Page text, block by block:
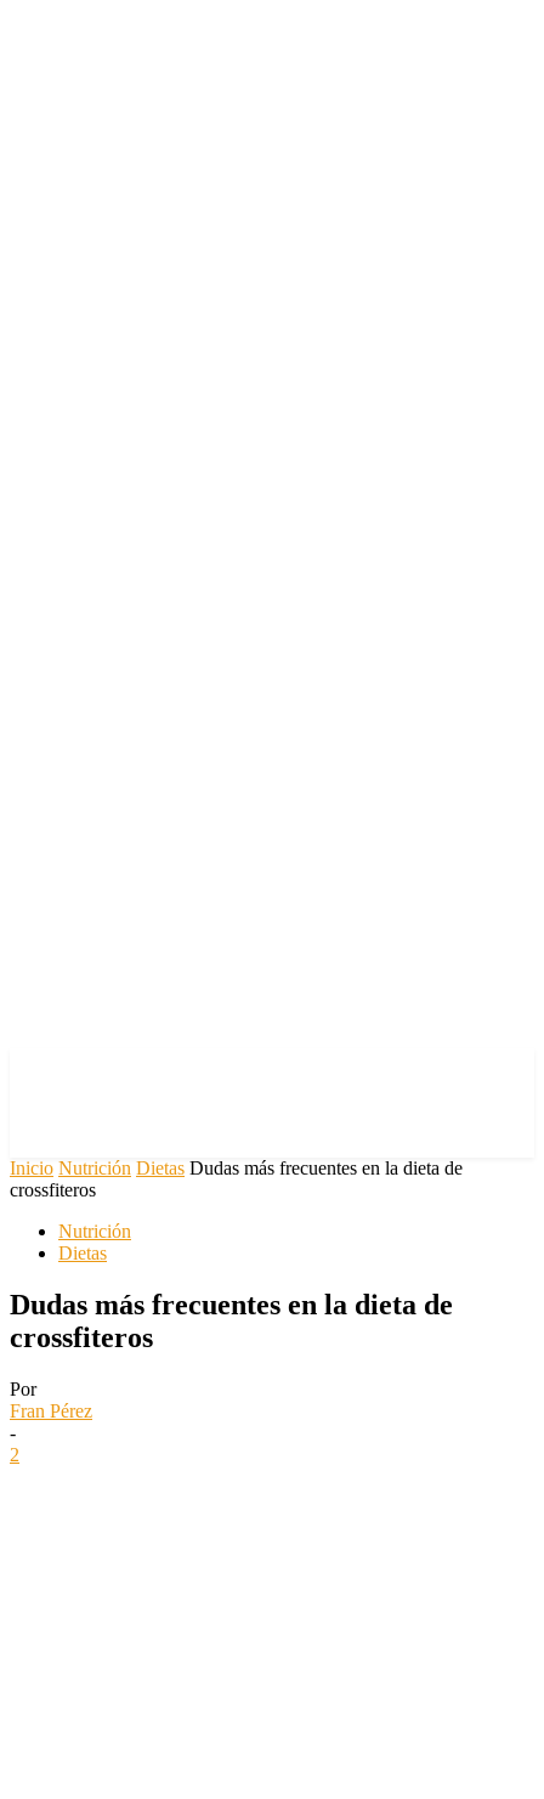
Inicio Nutrición Dietas Dudas más frecuentes en la dieta de
crossfiteros
Nutrición
Dietas
Dudas más frecuentes en la dieta de
crossfiteros
Por
Fran Pérez
-
2